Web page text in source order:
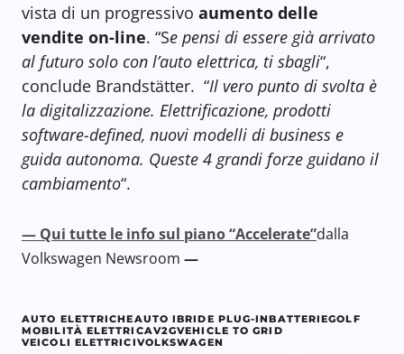
vista di un progressivo aumento delle
vendite on-line. “Se pensi di essere già arrivato
al futuro solo con l’auto elettrica, ti sbagli“,
conclude Brandstätter. “Il vero punto di svolta è
la digitalizzazione. Elettrificazione, prodotti
software-defined, nuovi modelli di business e
guida autonoma. Queste 4 grandi forze guidano il
cambiamento“.
— Qui tutte le info sul piano “Accelerate”dalla
Volkswagen Newsroom —
AUTO ELETTRICHEAUTO IBRIDE PLUG-INBATTERIEGOLF
MOBILITÀ ELETTRICAV2GVEHICLE TO GRID
VEICOLI ELETTRICIVOLKSWAGEN